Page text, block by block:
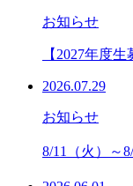
お知らせ
【2027年度
2026.07.29
お知らせ
8/11（火）～